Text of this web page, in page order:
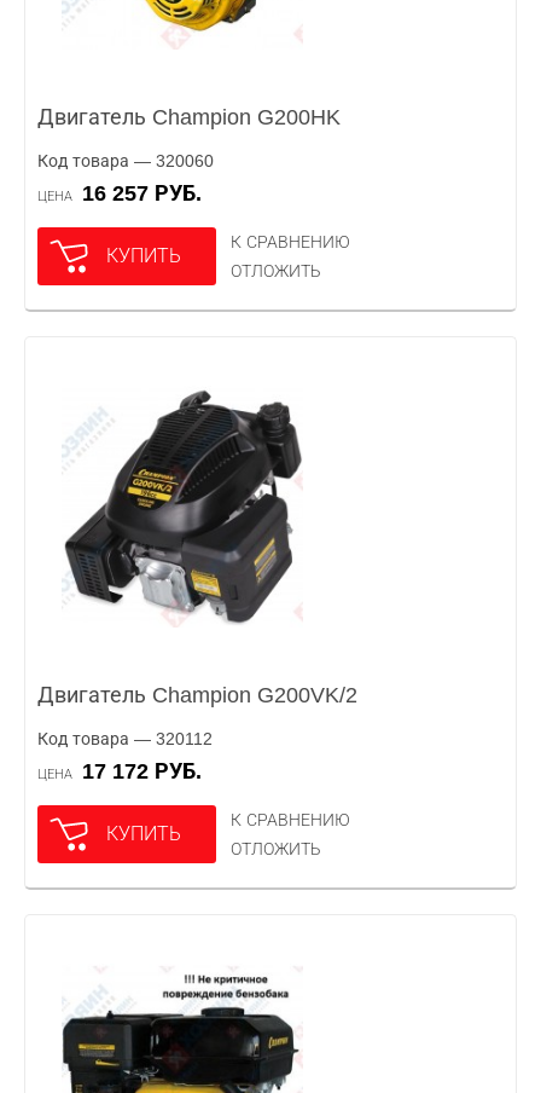
Двигатель Champion G200HK
Код товара — 320060
ЦЕНА 16 257 РУБ.
КУПИТЬ
К СРАВНЕНИЮ
ОТЛОЖИТЬ
Двигатель Champion G200VK/2
Код товара — 320112
ЦЕНА 17 172 РУБ.
КУПИТЬ
К СРАВНЕНИЮ
ОТЛОЖИТЬ